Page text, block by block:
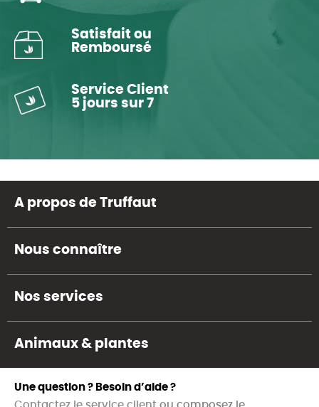
Satisfait ou
Remboursé
Service Client
5 jours sur 7
A propos de Truffaut
Nous connaître
Nos services
Animaux & plantes
Une question ? Besoin d’aide ?